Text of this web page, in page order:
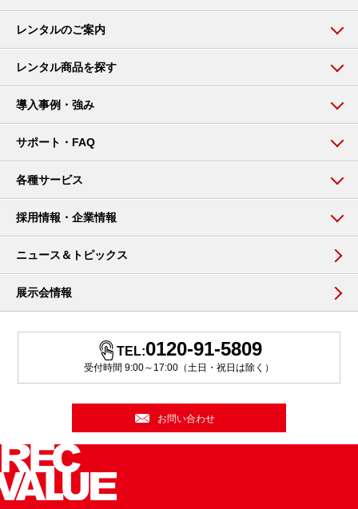
レンタルのご案内
レンタル商品を探す
導入事例・強み
サポート・FAQ
各種サービス
採用情報・企業情報
ニュース＆トピックス
展示会情報
TEL:0120-91-5809
受付時間 9:00～17:00（土日・祝日は除く）
お問い合わせ